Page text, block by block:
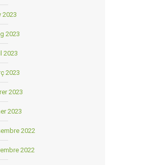
2023
2023
2023
2023
2023
2023
2022
2022